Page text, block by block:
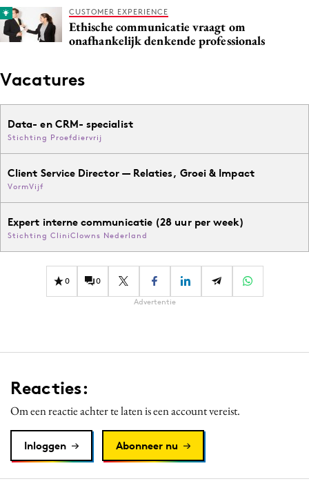
CUSTOMER EXPERIENCE
Ethische communicatie vraagt om
onafhankelijk denkende professionals
Vacatures
Data- en CRM- specialist
Stichting Proefdiervrij
Client Service Director — Relaties, Groei & Impact
VormVijf
Expert interne communicatie (28 uur per week)
Stichting CliniClowns Nederland
0 0
Advertentie
Reacties:
Om een reactie achter te laten is een account vereist.
Inloggen Abonneer nu